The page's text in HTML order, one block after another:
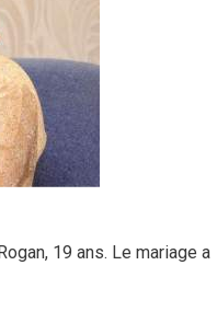
19 ans. Le mariage a